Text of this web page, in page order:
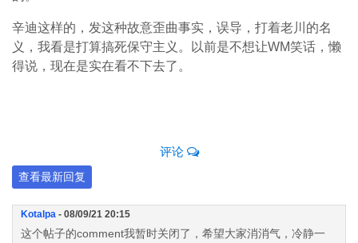
辛迪这样的，发这种故意歪曲事实，误导，打着老川的名
义，我看是打算搞死保守主义。以前是不想让WM笑话，懒
得说，现在是实在看不下去了。
评论
查看最新回复
Kotalpa - 08/09/21 20:15
这个帖子的comment我暂时关闭了，希望大家消消气，冷静一